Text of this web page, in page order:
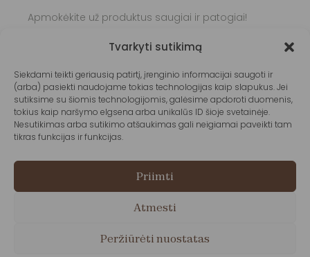
Tvarkyti sutikimą
Siekdami teikti geriausią patirtį, įrenginio informacijai saugoti ir
(arba) pasiekti naudojame tokias technologijas kaip slapukus. Jei
sutiksime su šiomis technologijomis, galėsime apdoroti duomenis,
tokius kaip naršymo elgsena arba unikalūs ID šioje svetainėje.
Nesutikimas arba sutikimo atšaukimas gali neigiamai paveikti tam
tikras funkcijas ir funkcijas.
Priimti
Atmesti
Peržiūrėti nuostatas
Apmokėkite už produktus saugiai ir patogiai!